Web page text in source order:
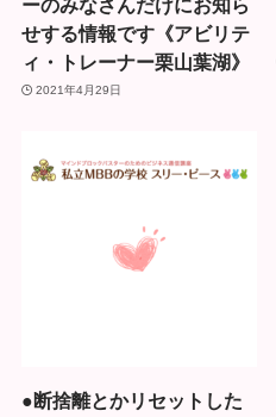
ーのみなさんだけにお知ら
せする情報です《アビリテ
ィ・トレーナー栗山葉湖》
2021年4月29日
●断捨離とかリセットした